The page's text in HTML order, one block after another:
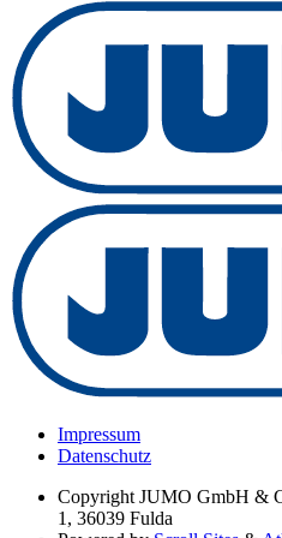
Impressum
Datenschutz
Copyright JUMO GmbH &
1, 36039 Fulda